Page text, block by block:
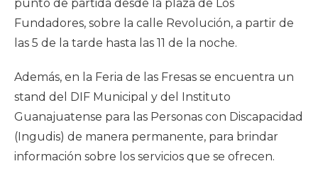
punto de partida desde la plaza de Los
Fundadores, sobre la calle Revolución, a partir de
las 5 de la tarde hasta las 11 de la noche.
Además, en la Feria de las Fresas se encuentra un
stand del DIF Municipal y del Instituto
Guanajuatense para las Personas con Discapacidad
(Ingudis) de manera permanente, para brindar
información sobre los servicios que se ofrecen.